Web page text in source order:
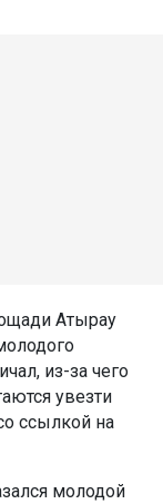
Атырау
из-за чего
увезти
ссылкой на
молодой